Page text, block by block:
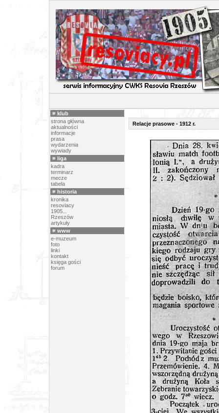
klub
strona główna
aktualności
informacje
prasa
wydarzenia
wywiady
liga
kadra
terminarz
mecze
tabela
historia
kronika
resoviacy
1905...
Rzeszów
artykuły
www
e-muzeum
foto
linki
kontakt
księga gości
forum
Relacje prasowe - 1912 r.